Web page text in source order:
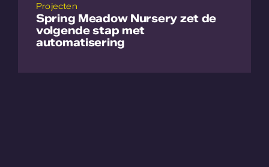
Projecten
Spring Meadow Nursery zet de
volgende stap met
automatisering